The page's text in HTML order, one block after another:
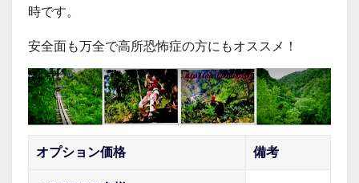
時です。
安全面も万全で高所恐怖症の方にもオススメ！
オプション価格 備考